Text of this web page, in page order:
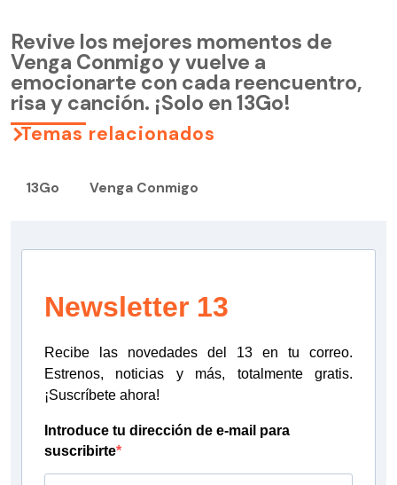
Revive los mejores momentos de
Venga Conmigo y vuelve a
emocionarte con cada reencuentro,
risa y canción. ¡Solo en 13Go!
Temas relacionados
13Go Venga Conmigo
Newsletter 13
Recibe las novedades del 13 en tu correo.
Estrenos, noticias y más, totalmente gratis.
¡Suscríbete ahora!
Introduce tu dirección de e-mail para
suscribirte